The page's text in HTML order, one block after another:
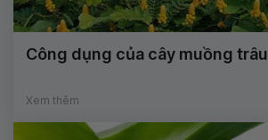
Công dụng của cây muồng trâu
Xem thêm